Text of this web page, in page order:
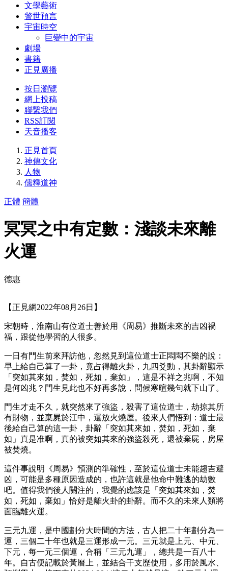
文學藝術
警世預言
宇宙時空
巨變中的宇宙
劇場
書籍
正見廣播
按日瀏覽
網上投稿
聯繫我們
RSS訂閱
天音播客
正見首頁
神傳文化
人物
儒釋道神
正體 簡體
冥冥之中有定數：淺談未來離
火運
德惠
【正見網2022年08月26日】
宋朝時，淮南山有位道士善於用《周易》推斷未來的吉凶禍
福，跟從他學習的人很多。
一日有門生前來拜訪他，忽然見到這位道士正悶悶不樂的說：
早上給自己算了一卦，竟占得離火卦，九四爻動，其卦辭顯示
「突如其來如，焚如，死如，棄如」，這是不祥之兆啊，不知
是何凶兆？門生見此也不好再多說，問候寒暄幾句就下山了。
門生才走不久，就突然來了強盜，殺害了這位道士，劫掠其所
有財物，並棄屍於江中，還放火燒屋。後來人們悟到：道士最
後給自己算的這一卦，卦辭「突如其來如，焚如，死如，棄
如」真是准啊，真的被突如其來的強盜殺死，還被棄屍，房屋
被焚燒。
這件事說明《周易》預測的準確性，至於這位道士未能趨吉避
凶，可能是多種原因造成的，也許這就是他命中難逃的劫數
吧。值得我們後人關注的，我覺的應該是「突如其來如，焚
如，死如，棄如」恰好是離火卦的卦辭。而不久的未來人類將
面臨離火運。
三元九運，是中國劃分大時間的方法，古人把二十年劃分為一
運，三個二十年也就是三運形成一元。三元就是上元、中元、
下元，每一元三個運，合稱「三元九運」，總共是一百八十
年。自古便記載於黃曆上，並結合干支歷使用，多用於風水、